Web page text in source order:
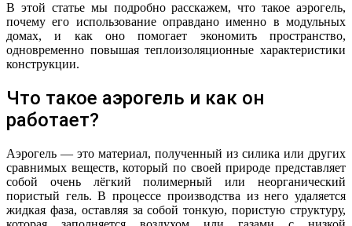
В этой статье мы подробно расскажем, что такое аэрогель,
почему его использование оправдано именно в модульных
домах, и как оно помогает экономить пространство,
одновременно повышая теплоизоляционные характеристики
конструкции.
Что такое аэрогель и как он
работает?
Аэрогель — это материал, полученный из силика или других
сравнимых веществ, который по своей природе представляет
собой очень лёгкий полимерный или неорганический
пористый гель. В процессе производства из него удаляется
жидкая фаза, оставляя за собой тонкую, пористую структуру,